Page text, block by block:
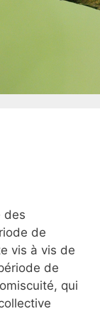
des
de
vis à vis de
de
qui